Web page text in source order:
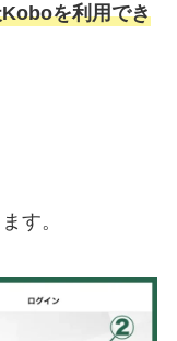
を利用でき
す。